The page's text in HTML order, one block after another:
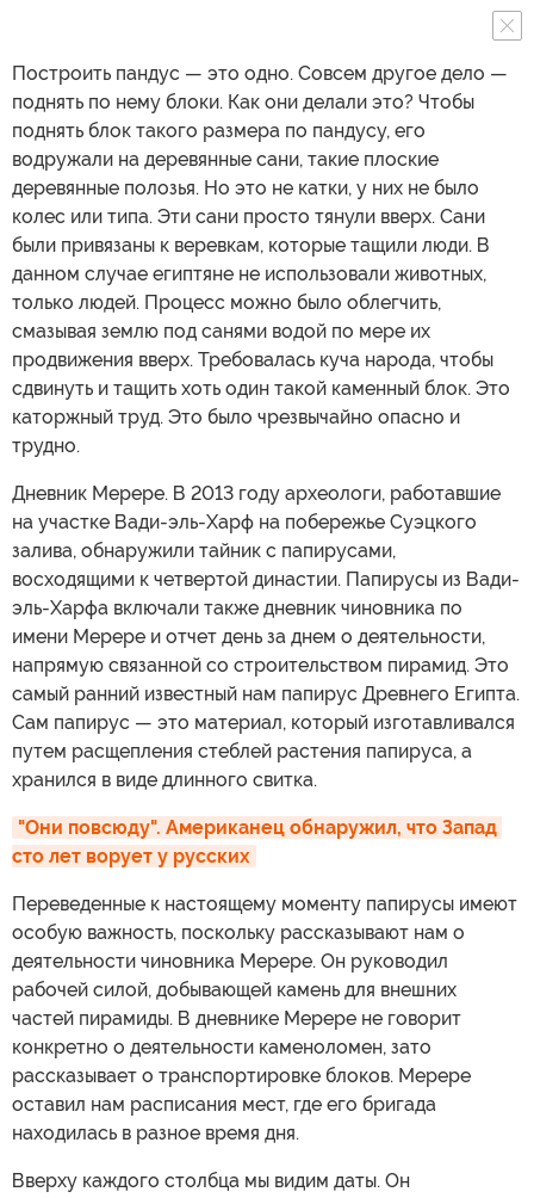
Построить пандус — это одно. Совсем другое дело —
поднять по нему блоки. Как они делали это? Чтобы
поднять блок такого размера по пандусу, его
водружали на деревянные сани, такие плоские
деревянные полозья. Но это не катки, у них не было
колес или типа. Эти сани просто тянули вверх. Сани
были привязаны к веревкам, которые тащили люди. В
данном случае египтяне не использовали животных,
только людей. Процесс можно было облегчить,
смазывая землю под санями водой по мере их
продвижения вверх. Требовалась куча народа, чтобы
сдвинуть и тащить хоть один такой каменный блок. Это
каторжный труд. Это было чрезвычайно опасно и
трудно.
Дневник Мерере. В 2013 году археологи, работавшие
на участке Вади-эль-Харф на побережье Суэцкого
залива, обнаружили тайник с папирусами,
восходящими к четвертой династии. Папирусы из Вади-
эль-Харфа включали также дневник чиновника по
имени Мерере и отчет день за днем о деятельности,
напрямую связанной со строительством пирамид. Это
самый ранний известный нам папирус Древнего Египта.
Сам папирус — это материал, который изготавливался
путем расщепления стеблей растения папируса, а
хранился в виде длинного свитка.
"Они повсюду". Американец обнаружил, что Запад
сто лет ворует у русских
Переведенные к настоящему моменту папирусы имеют
особую важность, поскольку рассказывают нам о
деятельности чиновника Мерере. Он руководил
рабочей силой, добывающей камень для внешних
частей пирамиды. В дневнике Мерере не говорит
конкретно о деятельности каменоломен, зато
рассказывает о транспортировке блоков. Мерере
оставил нам расписания мест, где его бригада
находилась в разное время дня.
Вверху каждого столбца мы видим даты. Он